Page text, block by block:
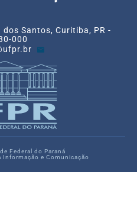
dos Santos, Curitiba, PR -
000
Federal do Paraná
Informação e Comunicação